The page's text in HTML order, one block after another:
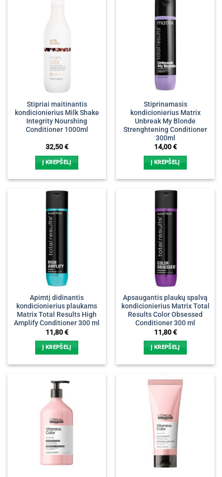
Stipriai maitinantis
kondicionierius Milk Shake
Integrity Nourshing
Conditioner 1000ml
32,50€
Į KREPŠELĮ
Stiprinamasis
kondicionierius Matrix
Unbreak My Blonde
Strenghtening Conditioner
300ml
14,00€
Į KREPŠELĮ
Apimtį didinantis
kondicionierius plaukams
Matrix Total Results High
Amplify Conditioner 300 ml
11,80€
Į KREPŠELĮ
Apsaugantis plaukų spalvą
kondicionierius Matrix Total
Results Color Obsessed
Conditioner 300 ml
11,80€
Į KREPŠELĮ